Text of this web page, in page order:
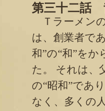
第三十二話
Ｔラーメン
は、創業者で
和”の“和”を
た。 それは、
の“昭和”であ
なく、多くの